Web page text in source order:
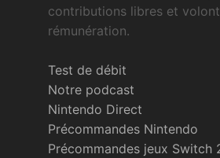
contributions libres et
rémunération.
Test de débit
Notre podcast
Nintendo Direct
Précommandes Nintendo
Précommandes jeux Switch